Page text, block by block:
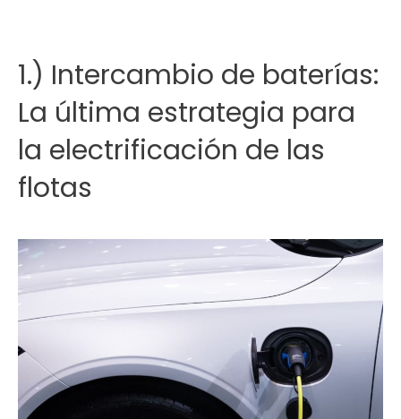
1.) Intercambio de baterías:
La última estrategia para
la electrificación de las
flotas